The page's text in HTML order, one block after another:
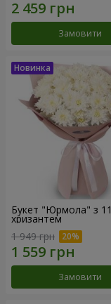
Замовити
Букет "Юрмола" з 11
хризантем
1 949 грн
Замовити